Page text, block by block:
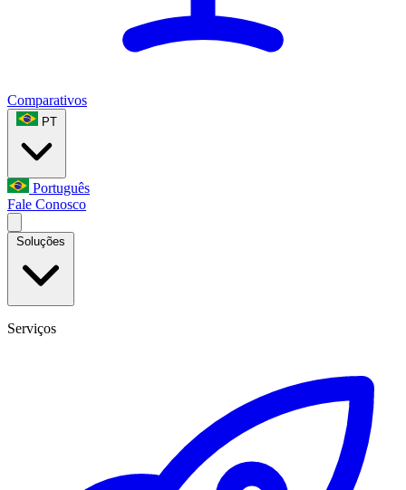
Comparativos
PT
Português
Fale Conosco
Soluções
Serviços